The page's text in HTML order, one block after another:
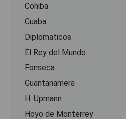
Cohiba
Cuaba
Diplomaticos
El Rey del Mundo
Fonseca
Guantanamera
H. Upmann
Hoyo de Monterrey